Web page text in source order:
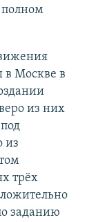
в Москве в
из них
из
трёх
заданию